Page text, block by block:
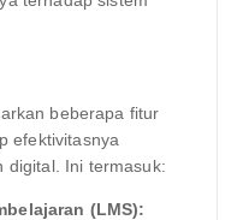
beberapa fitur
efektivitasnya
digital. Ini termasuk:
(LMS):